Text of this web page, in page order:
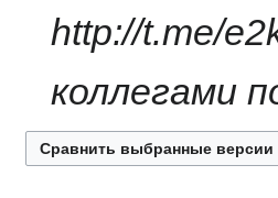
http://t.me/
коллегами